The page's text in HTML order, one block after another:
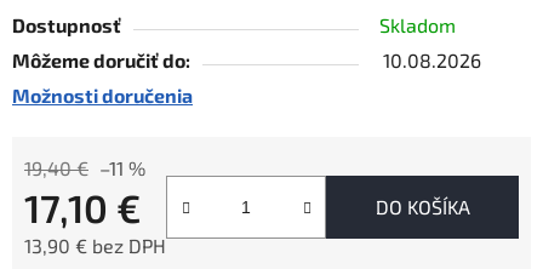
Dostupnosť
Skladom
Môžeme doručiť do:
10.08.2026
Možnosti doručenia
19,40 € –11 %
17,10 €
13,90 € bez DPH
DO KOŠÍKA